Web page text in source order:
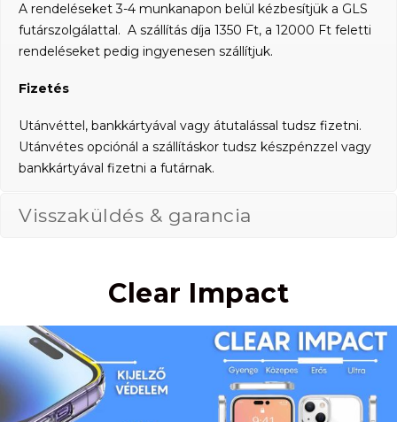
A rendeléseket 3-4 munkanapon belül kézbesítjük a GLS
futárszolgálattal. A szállítás díja 1350 Ft, a 12000 Ft feletti
rendeléseket pedig ingyenesen szállítjuk.
Fizetés
Utánvéttel, bankkártyával vagy átutalással tudsz fizetni.
Utánvétes opciónál a szállításkor tudsz készpénzzel vagy
bankkártyával fizetni a futárnak.
Visszaküldés & garancia
Clear Impact